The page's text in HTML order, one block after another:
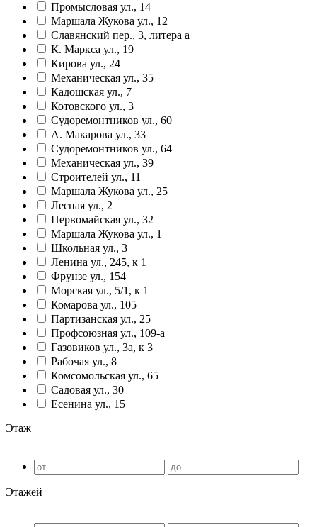
Промысловая ул., 14
Маршала Жукова ул., 12
Славянский пер., 3, литера а
К. Маркса ул., 19
Кирова ул., 24
Механическая ул., 35
Кадошская ул., 7
Котовского ул., 3
Судоремонтников ул., 60
А. Макарова ул., 33
Судоремонтников ул., 64
Механическая ул., 39
Строителей ул., 11
Маршала Жукова ул., 25
Лесная ул., 2
Первомайская ул., 32
Маршала Жукова ул., 1
Школьная ул., 3
Ленина ул., 245, к 1
Фрунзе ул., 154
Морская ул., 5/1, к 1
Комарова ул., 105
Партизанская ул., 25
Профсоюзная ул., 109-а
Газовиков ул., 3а, к 3
Рабочая ул., 8
Комсомольская ул., 65
Садовая ул., 30
Есенина ул., 15
Этаж
Этажей